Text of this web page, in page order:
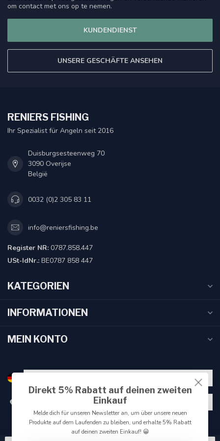
om contact met ons op te nemen.
KUNDENDIENST
UNSERE GESCHÄFTE ANSEHEN
RENIERS FISHING
Ihr Spezialist für Angeln seit 2016
Duisburgsesteenweg 70
3090 Overijse
België
0032 (0)2 305 83 11
info@reniersfishing.be
Register NR: 0787.858.447
USt-IdNr.: BE0787 858 447
KATEGORIEN
INFORMATIONEN
MEIN KONTO
€
Direkt 5% Rabatt auf deinen zweiten
Einkauf
Melde dich für unseren Newsletter an, um über unsere neuen
Produkte auf dem Laufenden zu bleiben, und erhalte 5% Rabatt
auf deinen zweiten Einkauf! 😀